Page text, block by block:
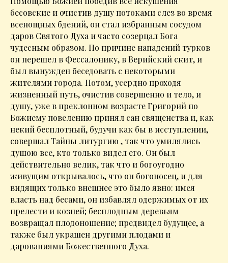
бесовские и очистив душу потоками слез во время
всенощных бдений, он стал избранным сосудом
даров Святого Духа и часто созерцал Бога
чудесным образом. По причине нападений турков
он перешел в Фессалонику, в Верийский скит, и
был вынужден беседовать с некоторыми
жителями города. Потом, усердно проходя
жизненный путь, очистив совершенно и тело, и
душу, уже в преклонном возрасте Григорий по
Божиему повелению принял сан священства и, как
некий бесплотный, будучи как бы в исступлении,
совершал Тайны литургию , так что умилялись
душою все, кто только видел его. Он был
действительно велик, так что и богоугодно
живущим открывалось, что он богоносец, и для
видящих только внешнее это было явно: имея
власть над бесами, он избавлял одержимых от их
прелести и козней; бесплодным деревьям
возвращал плодоношение; предвидел будущее, а
также был украшен другими плодами и
дарованиями Божественного Духа.